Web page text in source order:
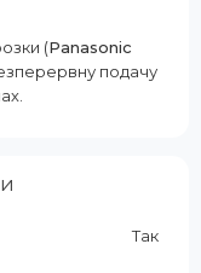
(Panasonic
подачу
Так